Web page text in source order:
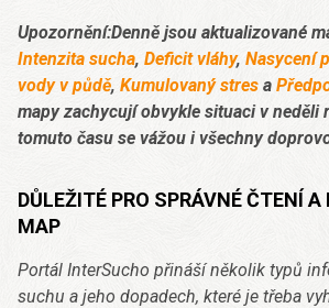
Upozornění:Denně jsou aktualizované
Intenzita sucha, Deficit vláhy, Nasycení
vody v půdě, Kumulovaný stres a
mapy zachycují obvykle situaci v neděli
tomuto času se vážou i všechny
DŮLEŽITÉ PRO SPRÁVNÉ ČTENÍ A
MAP
Portál InterSucho přináší několik typů
suchu a jeho dopadech, které je třeba